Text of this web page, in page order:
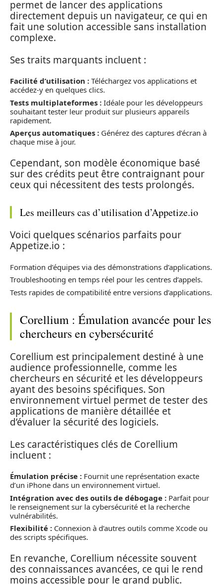
permet de lancer des applications
directement depuis un navigateur, ce qui en
fait une solution accessible sans installation
complexe.
Ses traits marquants incluent :
Facilité d’utilisation : Téléchargez vos applications et
accédez-y en quelques clics.
Tests multiplateformes : Idéale pour les développeurs
souhaitant tester leur produit sur plusieurs appareils
rapidement.
Aperçus automatiques : Générez des captures d’écran à
chaque mise à jour.
Cependant, son modèle économique basé
sur des crédits peut être contraignant pour
ceux qui nécessitent des tests prolongés.
Les meilleurs cas d’utilisation d’Appetize.io
Voici quelques scénarios parfaits pour
Appetize.io :
Formation d’équipes via des démonstrations d’applications.
Troubleshooting en temps réel pour les centres d’appels.
Tests rapides de compatibilité entre versions d’applications.
Corellium : Émulation avancée pour les
chercheurs en cybersécurité
Corellium est principalement destiné à une
audience professionnelle, comme les
chercheurs en sécurité et les développeurs
ayant des besoins spécifiques. Son
environnement virtuel permet de tester des
applications de manière détaillée et
d’évaluer la sécurité des logiciels.
Les caractéristiques clés de Corellium
incluent :
Émulation précise : Fournit une représentation exacte
d’un iPhone dans un environnement virtuel.
Intégration avec des outils de débogage : Parfait pour
le renseignement sur la cybersécurité et la recherche
vulnérabilités.
Flexibilité : Connexion à d’autres outils comme Xcode ou
des scripts spécifiques.
En revanche, Corellium nécessite souvent
des connaissances avancées, ce qui le rend
moins accessible pour le grand public.